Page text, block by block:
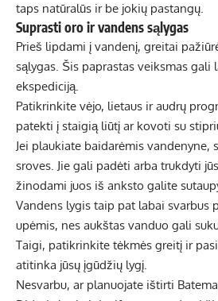
taps natūralūs ir be jokių pastangų.
Suprasti oro ir vandens sąlygas
Prieš lipdami į vandenį, greitai
sąlygas. Šis paprastas veiksmas gali
ekspediciją.
Patikrinkite vėjo, lietaus ir audrų
patekti į staigią liūtį ar kovoti su
Jei plaukiate baidarėmis vandenyne,
sroves. Jie gali padėti arba trukdyti
žinodami juos iš anksto galite
Vandens lygis taip pat labai svarbus
upėmis, nes aukštas vanduo gali
Taigi, patikrinkite tėkmės greitį ir
atitinka jūsų įgūdžių lygį.
Nesvarbu, ar planuojate ištirti